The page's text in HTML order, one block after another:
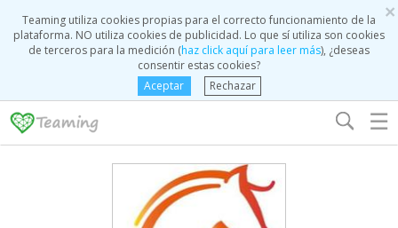
×
Teaming utiliza cookies propias para el correcto funcionamiento de la
plataforma. NO utiliza cookies de publicidad. Lo que sí utiliza son cookies
de terceros para la medición (haz click aquí para leer más), ¿deseas
consentir estas cookies?
Aceptar
Rechazar
☰